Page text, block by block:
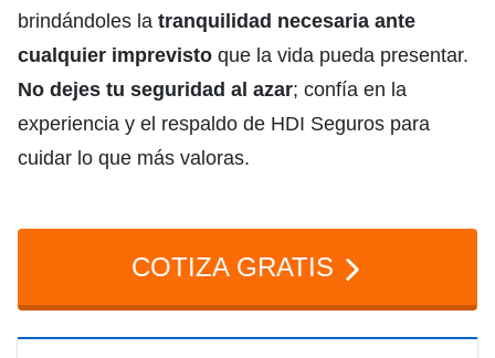
brindándoles la tranquilidad necesaria ante
cualquier imprevisto que la vida pueda presentar.
No dejes tu seguridad al azar; confía en la
experiencia y el respaldo de HDI Seguros para
cuidar lo que más valoras.
COTIZA GRATIS